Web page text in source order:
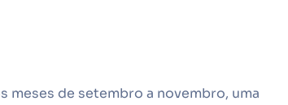
meses de setembro a novembro, uma